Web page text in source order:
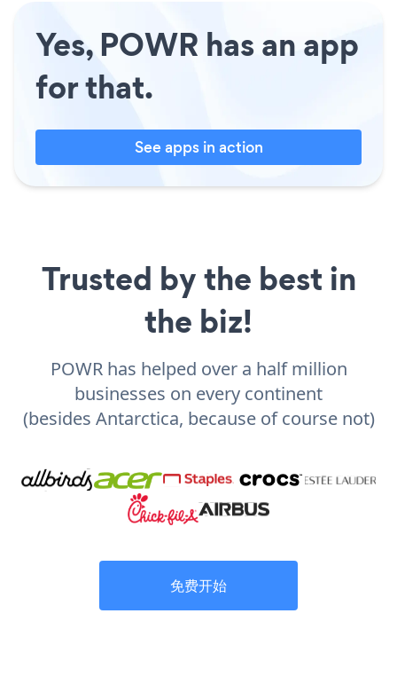
Yes, POWR has an app
for that.
See apps in action
Trusted by the best in
the biz!
POWR has helped over a half million
businesses on every continent
(besides Antarctica, because of course not)
免费开始